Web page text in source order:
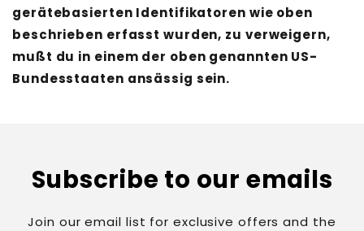
gerätebasierten Identifikatoren wie oben
beschrieben erfasst wurden, zu verweigern,
mußt du in einem der oben genannten US-
Bundesstaaten ansässig sein.
Subscribe to our emails
Join our email list for exclusive offers and the